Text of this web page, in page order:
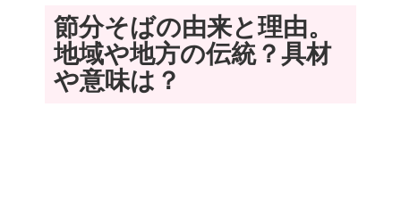
節分そばの由来と理由。
地域や地方の伝統？具材
や意味は？